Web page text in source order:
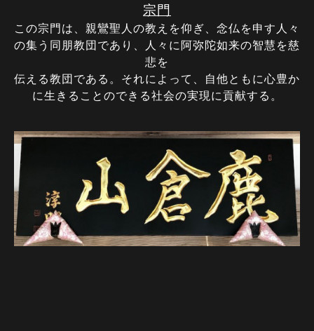
宗門
この宗門は、親鸞聖人の教えを仰ぎ、念仏を申す人々
の集う同朋教団であり、
人々に 阿弥陀如来の智慧を慈
悲を
伝える教団である。それによって、自他ともに心豊か
に生きることのできる社会の実現に貢献する。